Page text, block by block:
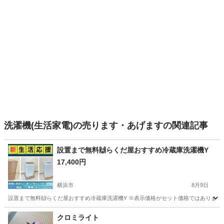
洗濯機(生活家電)の売ります・あげますの関連記事
設置まで無料🙌らくだ屋おすすめ冷蔵庫洗濯機Y
17,400円
横浜市 8月9日
設置まで無料🙌らくだ屋おすすめ冷蔵庫洗濯機Y ※表示価格がセット価格ではありま
神奈川 横浜市 キッチン家電
クロミライト